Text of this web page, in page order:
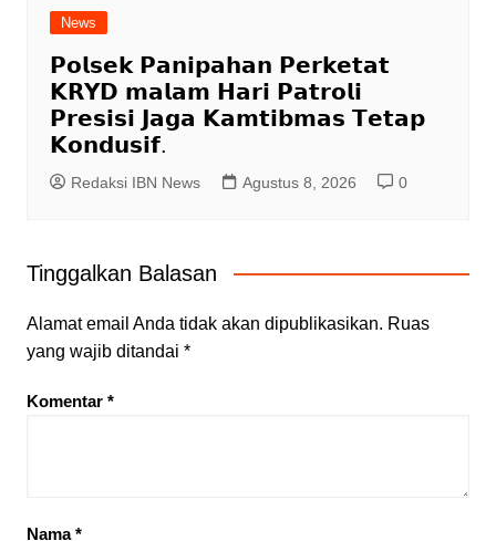
News
𝗣𝗼𝗹𝘀𝗲𝗸 𝗣𝗮𝗻𝗶𝗽𝗮𝗵𝗮𝗻 𝗣𝗲𝗿𝗸𝗲𝘁𝗮𝘁
𝗞𝗥𝗬𝗗 𝗺𝗮𝗹𝗮𝗺 𝗛𝗮𝗿𝗶 𝗣𝗮𝘁𝗿𝗼𝗹𝗶
𝗣𝗿𝗲𝘀𝗶𝘀𝗶 𝗝𝗮𝗴𝗮 𝗞𝗮𝗺𝘁𝗶𝗯𝗺𝗮𝘀 𝗧𝗲𝘁𝗮𝗽
𝗞𝗼𝗻𝗱𝘂𝘀𝗶𝗳.
Redaksi IBN News Agustus 8, 2026 0
Tinggalkan Balasan
Alamat email Anda tidak akan dipublikasikan. Ruas
yang wajib ditandai *
Komentar *
Nama*